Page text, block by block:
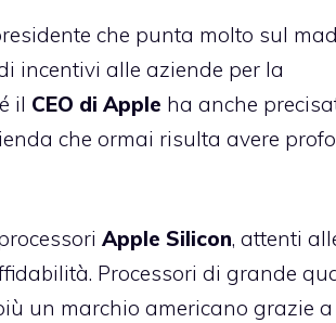
che punta molto sul
incentivi alle aziende per la
il CEO di Apple ha anche
che ormai risulta avere
Apple Silicon, attenti
Processori di grande
un marchio americano grazie a